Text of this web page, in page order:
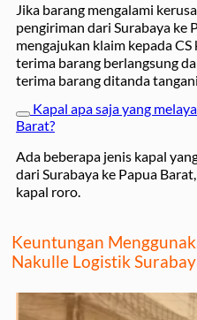
Jika barang mengalami
pengiriman dari Surabaya ke
mengajukan klaim kepada
terima barang berlangsung
terima barang ditanda
Kapal apa saja yang
Barat?
Ada beberapa jenis kapal
dari Surabaya ke Papua
kapal roro.
Keuntungan
Nakulle Logistik